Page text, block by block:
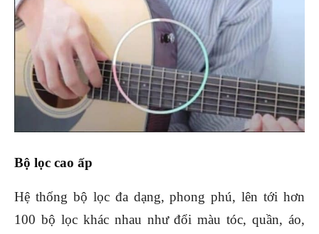
Bộ lọc cao ấp
Hệ thống bộ lọc đa dạng, phong phú, lên tới hơn
100 bộ lọc khác nhau như đổi màu tóc, quần, áo,